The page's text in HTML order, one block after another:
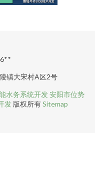
镇大宋村A区2号
水务系统开发安阳市位势
发 版权所有Sitemap